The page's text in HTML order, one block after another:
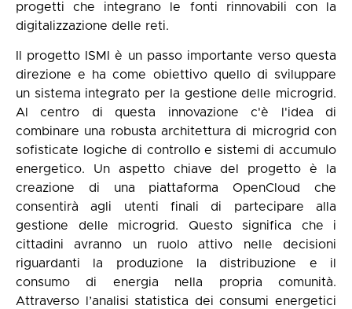
progetti che integrano le fonti rinnovabili con la
digitalizzazione delle reti.
Il progetto ISMI è un passo importante verso questa
direzione e ha come obiettivo quello di sviluppare
un sistema integrato per la gestione delle microgrid.
Al centro di questa innovazione c'è l'idea di
combinare una robusta architettura di microgrid con
sofisticate logiche di controllo e sistemi di accumulo
energetico. Un aspetto chiave del progetto è la
creazione di una piattaforma OpenCloud che
consentirà agli utenti finali di partecipare alla
gestione delle microgrid. Questo significa che i
cittadini avranno un ruolo attivo nelle decisioni
riguardanti la produzione la distribuzione e il
consumo di energia nella propria comunità.
Attraverso l’analisi statistica dei consumi energetici